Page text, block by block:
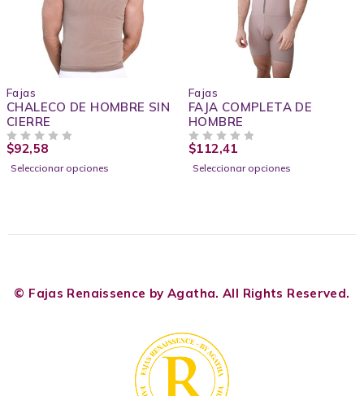
Fajas
CHALECO DE HOMBRE SIN
CIERRE
$92,58
Seleccionar opciones
Fajas
FAJA COMPLETA DE
HOMBRE
$112,41
Seleccionar opciones
© Fajas Renaissence by Agatha. All Rights Reserved.